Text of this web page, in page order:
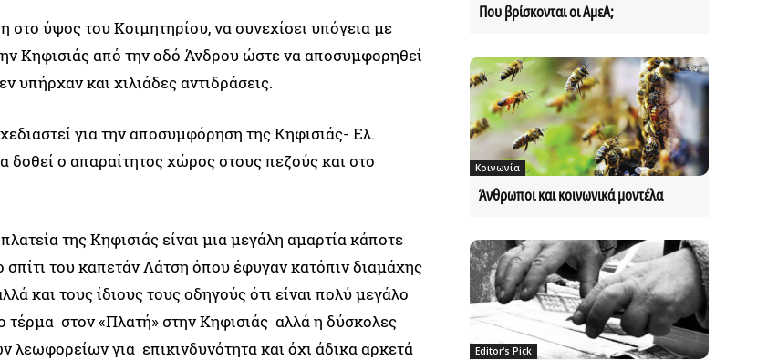
στο ύψος του Κοιμητηρίου, να συνεχίσει υπόγεια με
Κηφισιάς από την οδό Άνδρου ώστε να αποσυμφορηθεί
υπήρχαν και χιλιάδες αντιδράσεις.
για την αποσυμφόρηση της Κηφισιάς- Ελ.
δοθεί ο απαραίτητος χώρος στους πεζούς και στο
της Κηφισιάς είναι μια μεγάλη αμαρτία κάποτε
του καπετάν Λάτση όπου έφυγαν κατόπιν διαμάχης
και τους ίδιους τους οδηγούς ότι είναι πολύ μεγάλο
τέρμα στον «Πλατή» στην Κηφισιάς αλλά η δύσκολες
για επικινδυνότητα και όχι άδικα αρκετά
Που βρίσκονται οι ΑμεΑ;
Κοινωνία
Άνθρωποι και κοινωνικά μοντέλα
Editor's Pick